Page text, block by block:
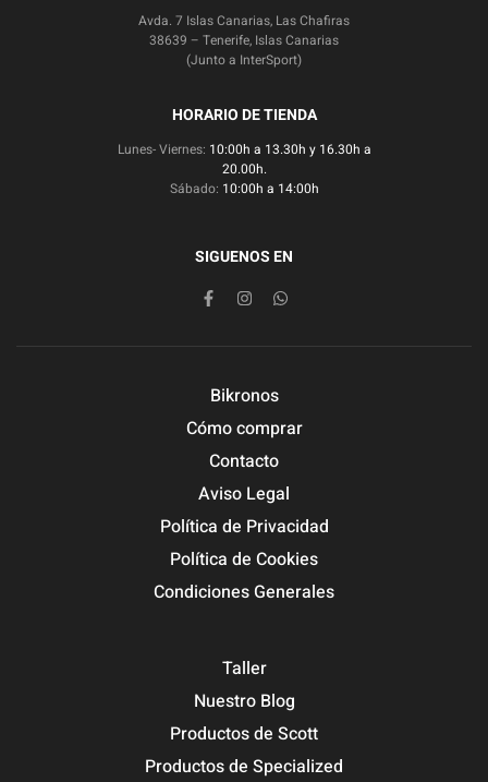
Avda. 7 Islas Canarias, Las Chafiras
38639 – Tenerife, Islas Canarias
(Junto a InterSport)
HORARIO DE TIENDA
Lunes- Viernes: 10:00h a 13.30h y 16.30h a
20.00h.
Sábado: 10:00h a 14:00h
SIGUENOS EN
Bikronos
Cómo comprar
Contacto
Aviso Legal
Política de Privacidad
Política de Cookies
Condiciones Generales
Taller
Nuestro Blog
Productos de Scott
Productos de Specialized